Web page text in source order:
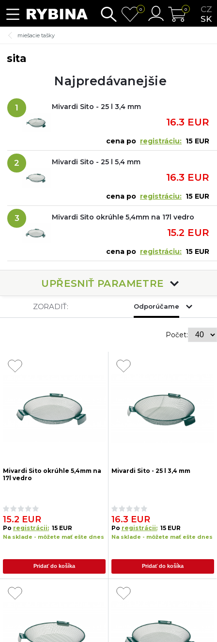
CZ
SK
0 0
miešacie tašky
sita
Najpredávanejšie
1 Mivardi Sito - 25 l 3,4 mm
16.3 EUR
cena po registráciu: 15 EUR
2 Mivardi Sito - 25 l 5,4 mm
16.3 EUR
cena po registráciu: 15 EUR
3 Mivardi Sito okrúhle 5,4mm na 17l vedro
15.2 EUR
cena po registráciu: 15 EUR
UPŘESNIŤ PARAMETRE
ZORADIŤ: Odporúčame
Počet:
Mivardi Sito okrúhle 5,4mm na
17l vedro
15.2 EUR
Po registrácii: 15 EUR
Na sklade - môžete mať ešte dnes
Pridať do košíka
Mivardi Sito - 25 l 3,4 mm
16.3 EUR
Po registrácii: 15 EUR
Na sklade - môžete mať ešte dnes
Pridať do košíka